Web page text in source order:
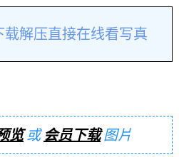
载解压直接在线看写真
览或会员下载图片